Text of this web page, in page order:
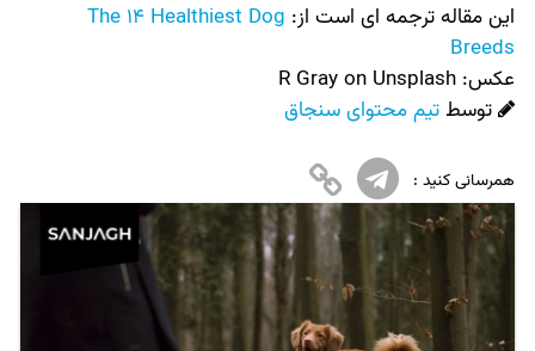
این مقاله ترجمه ای است از: The 14 Healthiest Dog
Breeds
عکس:‌ R Gray on Unsplash
توسطتیم محتوای سنجاق
همرسانی کنید :